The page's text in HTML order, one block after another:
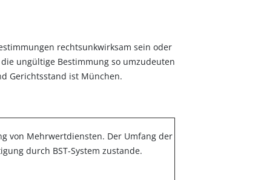
rechtsunkwirksam sein oder
ungültige Bestimmung so umzudeuten
Gerichtsstand ist München.
von Mehrwertdien­sten. Der Umfang der
durch BST-System zustande.